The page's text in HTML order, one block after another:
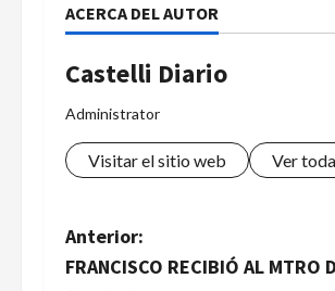
ACERCA DEL AUTOR
Castelli Diario
Administrator
Visitar el sitio web Ver
N
Anterior:
FRANCISCO RECIBIÓ AL MTRO